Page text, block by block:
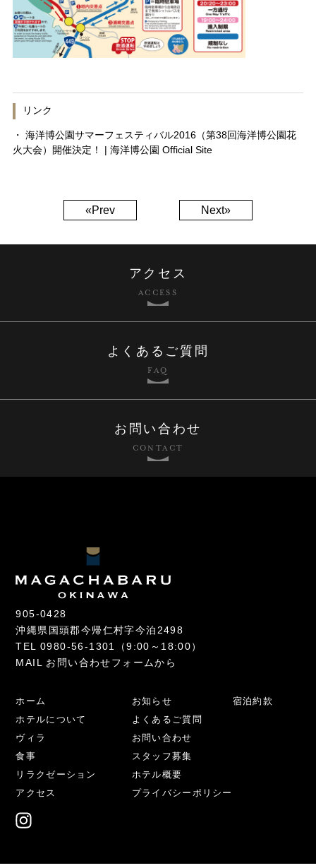
リンク
・ 海洋博公園サマーフェスティバル2016（第38回海洋博公園花
火大会）開催決定！ | 海洋博公園 Official Site
«Prev Next»
アクセス
ACCESS
よくあるご質問
FAQ
お問い合わせ
CONTACT
905-0428
沖縄県国頭郡今帰仁村字今泊2498
TEL 0980-56-1301
（9:00～18:00）
MAIL お問い合わせフォームから
ホーム
ホテルについて
ヴィラ
食事
リラクゼーション
アクセス
お知らせ
よくあるご質問
お問い合わせ
スタッフ募集
ホテル概要
プライバシーポリシー
宿泊約款